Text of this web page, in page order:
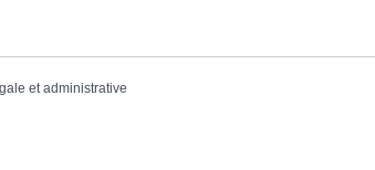
et administrative